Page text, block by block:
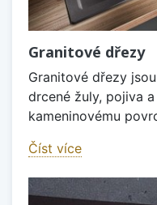
Granitové dřezy
Granitové dřezy
drcené žuly, pojiva
kameninovému
Číst více